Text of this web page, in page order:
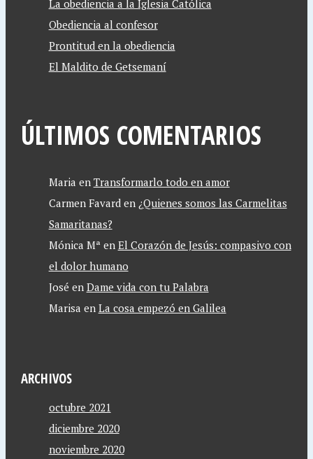
La obediencia a la Iglesia Católica
Obediencia al confesor
Prontitud en la obediencia
El Maldito de Getsemaní
ÚLTIMOS COMENTARIOS
Maria en Transformarlo todo en amor
Carmen Favarden ¿Quienes somos las Carmelitas
Samaritanas?
Mónica Mª en El Corazón de Jesús: compasivo con
el dolor humano
José en Dame vida con tu Palabra
Marisa en La cosa empezó en Galilea
ARCHIVOS
octubre 2021
diciembre 2020
noviembre 2020